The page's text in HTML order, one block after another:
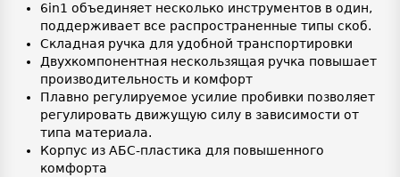
6in1 объединяет несколько инструментов в один,
поддерживает все распространенные типы скоб.
Складная ручка для удобной транспортировки
Двухкомпонентная нескользящая ручка повышает
производительность и комфорт
Плавно регулируемое усилие пробивки позволяет
регулировать движущую силу в зависимости от
типа материала.
Корпус из АБС-пластика для повышенного
комфорта